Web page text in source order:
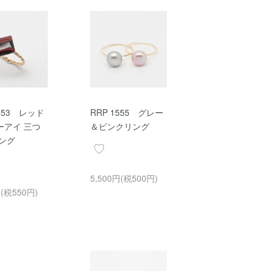
レッド
アイ 三つ
グ
税550円)
RRP 1555 グレー
＆ピンクリング
5,500円(税500円)